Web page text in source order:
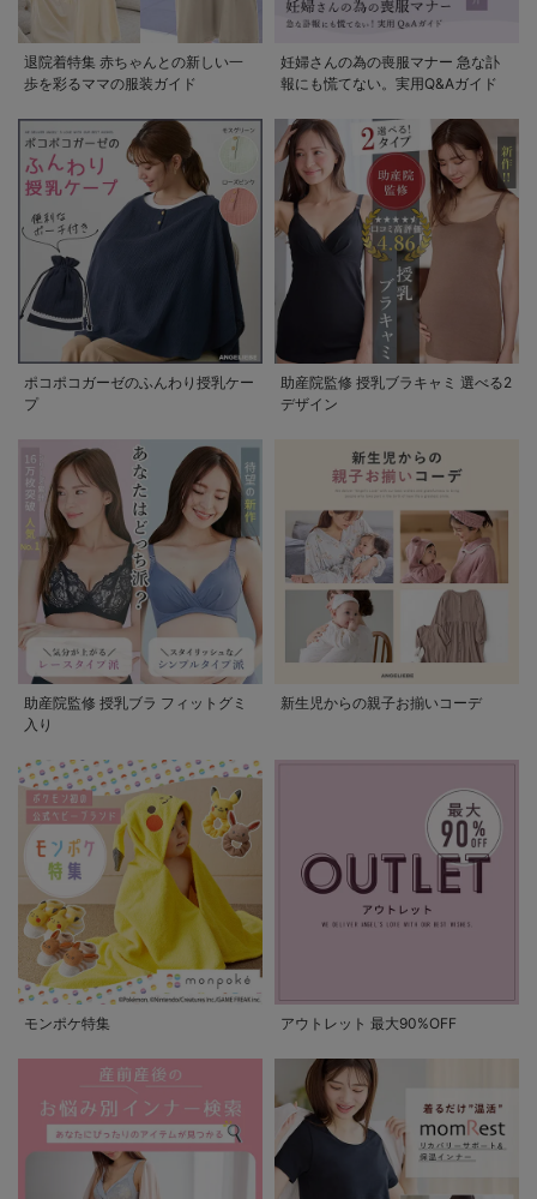
退院着特集 赤ちゃんとの新しい一
歩を彩るママの服装ガイド
妊婦さんの為の喪服マナー 急な訃
報にも慌てない。実用Q&Aガイド
ポコポコガーゼのふんわり授乳ケー
プ
助産院監修 授乳ブラキャミ 選べる2
デザイン
助産院監修 授乳ブラ フィットグミ
入り
新生児からの親子お揃いコーデ
モンポケ特集 アウトレット 最大90%OFF